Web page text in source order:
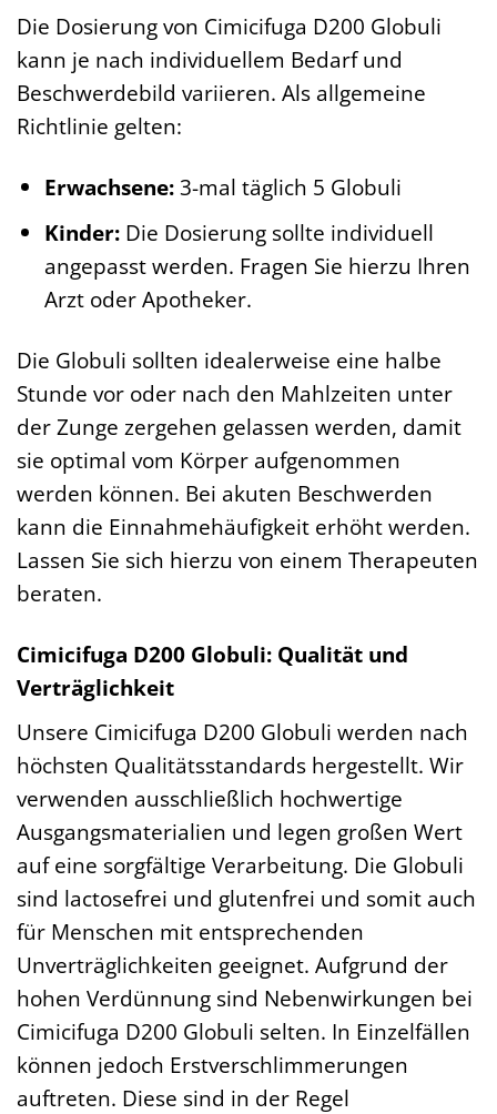
Die Dosierung von Cimicifuga D200 Globuli
kann je nach individuellem Bedarf und
Beschwerdebild variieren. Als allgemeine
Richtlinie gelten:
Erwachsene:3-mal täglich 5 Globuli
Kinder:Die Dosierung sollte individuell
angepasst werden. Fragen Sie hierzu Ihren
Arzt oder Apotheker.
Die Globuli sollten idealerweise eine halbe
Stunde vor oder nach den Mahlzeiten unter
der Zunge zergehen gelassen werden, damit
sie optimal vom Körper aufgenommen
werden können. Bei akuten Beschwerden
kann die Einnahmehäufigkeit erhöht werden.
Lassen Sie sich hierzu von einem Therapeuten
beraten.
Cimicifuga D200 Globuli: Qualität und
Verträglichkeit
Unsere Cimicifuga D200 Globuli werden nach
höchsten Qualitätsstandards hergestellt. Wir
verwenden ausschließlich hochwertige
Ausgangsmaterialien und legen großen Wert
auf eine sorgfältige Verarbeitung. Die Globuli
sind lactosefrei und glutenfrei und somit auch
für Menschen mit entsprechenden
Unverträglichkeiten geeignet. Aufgrund der
hohen Verdünnung sind Nebenwirkungen bei
Cimicifuga D200 Globuli selten. In Einzelfällen
können jedoch Erstverschlimmerungen
auftreten. Diese sind in der Regel